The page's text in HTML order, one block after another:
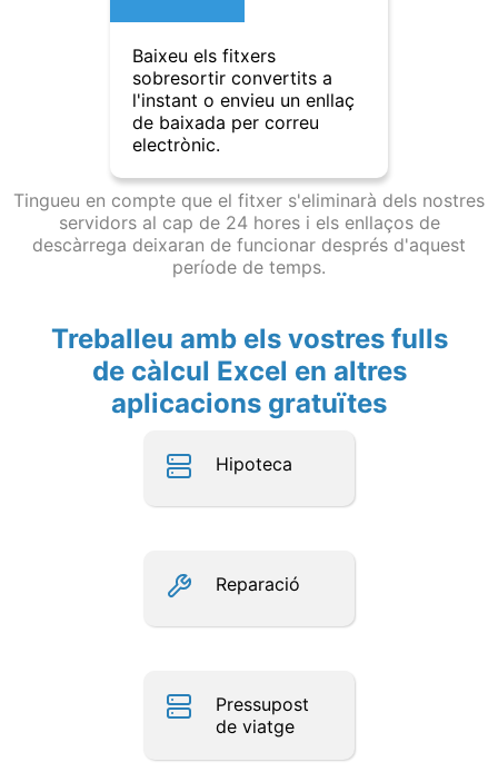
Baixeu els fitxers
sobresortir convertits a
l'instant o envieu un enllaç
de baixada per correu
electrònic.
Tingueu en compte que el fitxer s'eliminarà dels nostres
servidors al cap de 24 hores i els enllaços de
descàrrega deixaran de funcionar després d'aquest
període de temps.
Treballeu amb els vostres fulls
de càlcul Excel en altres
aplicacions gratuïtes
Hipoteca
Reparació
Pressupost
de viatge